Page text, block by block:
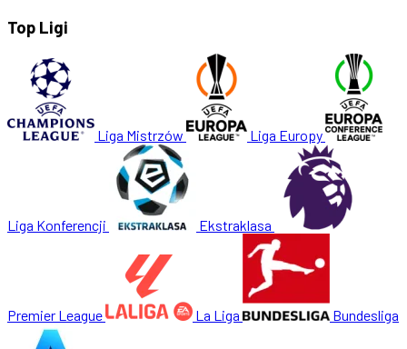
Top Ligi
Liga Mistrzów Liga Europy
Liga Konferencji Ekstraklasa
Premier League La Liga Bundesliga